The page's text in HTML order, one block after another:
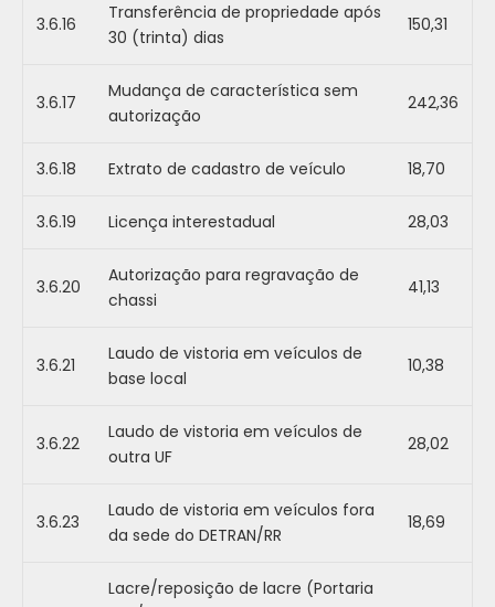
3.6.16
Transferência de propriedade após
30 (trinta) dias
150,31
3.6.17
Mudança de característica sem
autorização
242,36
3.6.18 Extrato de cadastro de veículo 18,70
3.6.19 Licença interestadual 28,03
3.6.20
Autorização para regravação de
chassi
41,13
3.6.21
Laudo de vistoria em veículos de
base local
10,38
3.6.22
Laudo de vistoria em veículos de
outra UF
28,02
3.6.23
Laudo de vistoria em veículos fora
da sede do DETRAN/RR
18,69
Lacre/reposição de lacre (Portaria